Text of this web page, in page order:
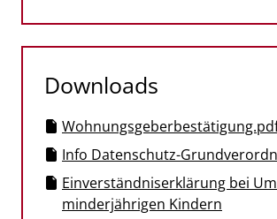
Downloads
Info Datenschutz-
Einverständniserklärung bei
minderjährigen Kindern